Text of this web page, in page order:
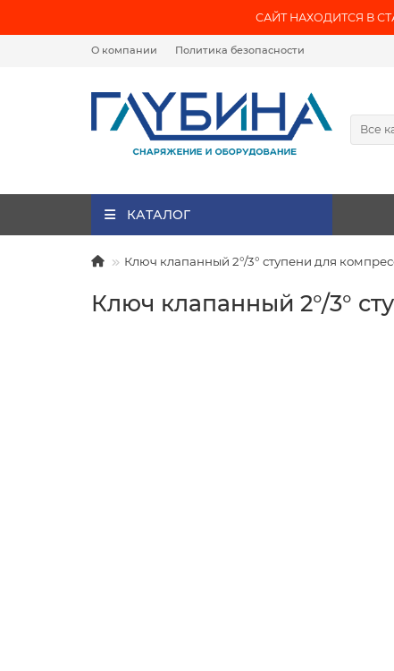
САЙТ НАХОДИТСЯ В
О компании Политика безопасности
Все
КАТАЛОГ
Ключ клапанный 2°/3° ступени для
Ключ клапанный 2°/3°